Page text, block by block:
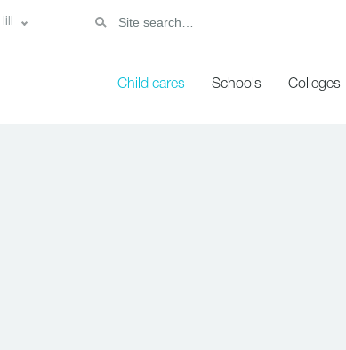
Child cares Schools Colleges